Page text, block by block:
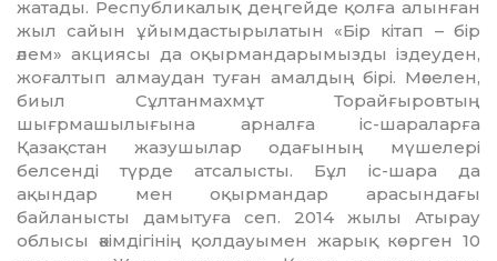
жатады. Респу­бли­калық деңгейде қолға алын­ған
жыл сайын ұйымдастырыла­тын «Бір кітап – бір
әлем» акциясы да оқырмандарымызды іздеуден,
жоғалтып алмаудан туған амалдың бірі. Мәселен,
биыл Сұлтанмахмұт Торайғы­ров­тың
шығрмашылығына ар­налға іс-шараларға
Қазақстан жазушылар одағының мүшелері
белсенді түрде атсалысты. Бұл іс-шара да
ақындар мен оқырман­дар арасындағы
байланысты да­мытуға сеп. 2014 жылы Атырау
облысы әкімдігінің қолдауымен жарық көрген 10